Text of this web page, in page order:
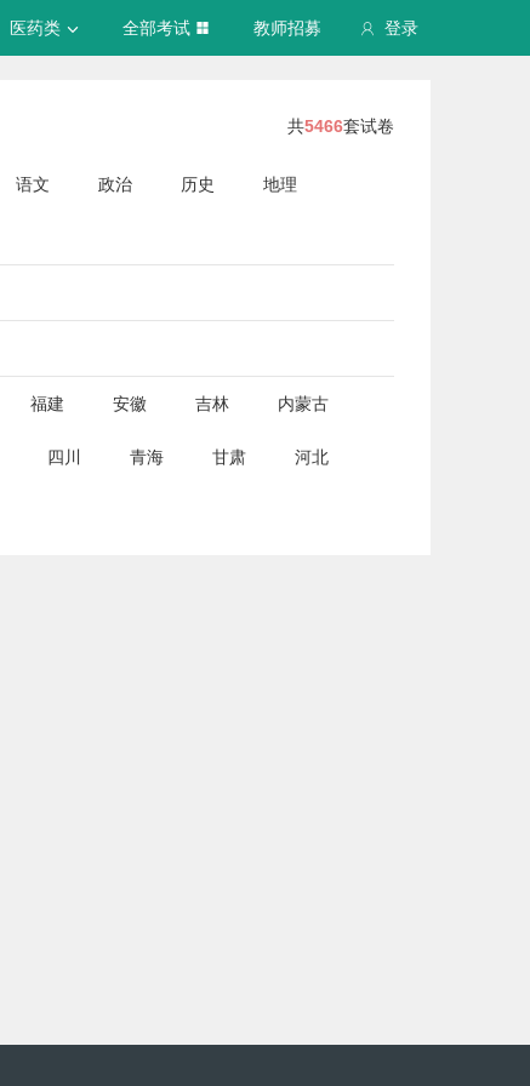
登录
医药类 全部考试 教师招募
共5466套试卷
语文 政治 历史 地理
福建 安徽 吉林 内蒙古
四川 青海 甘肃 河北